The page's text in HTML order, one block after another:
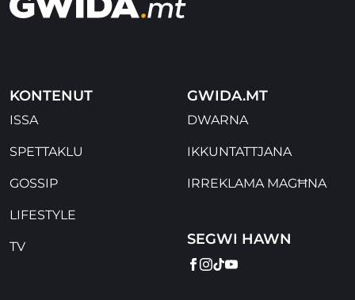
KONTENUT
ISSA
SPETTAKLU
GOSSIP
LIFESTYLE
TV
GWIDA.MT
DWARNA
IKKUNTATTJANA
IRREKLAMA MAGĦNA
SEGWI HAWN
FACEBOOK
INSTAGRAM
TIKTOK
YOUTUBE